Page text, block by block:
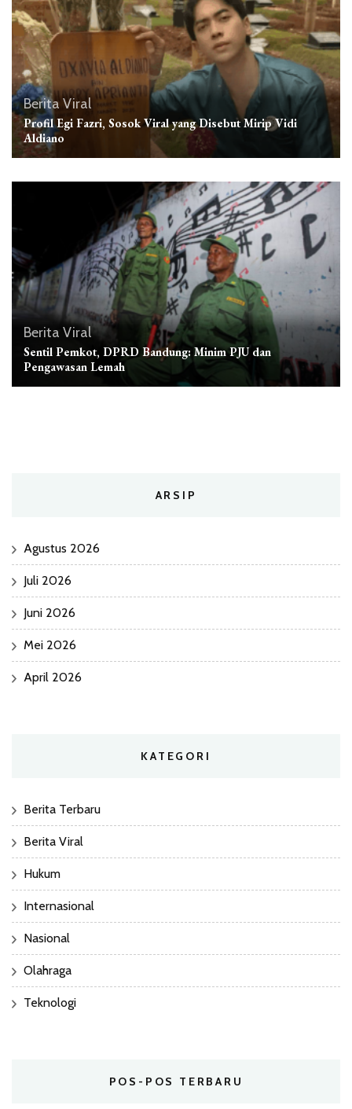
Berita Viral
Profil Egi Fazri, Sosok Viral yang Disebut Mirip Vidi
Aldiano
Berita Viral
Sentil Pemkot, DPRD Bandung: Minim PJU dan
Pengawasan Lemah
ARSIP
Agustus 2026
Juli 2026
Juni 2026
Mei 2026
April 2026
KATEGORI
Berita Terbaru
Berita Viral
Hukum
Internasional
Nasional
Olahraga
Teknologi
POS-POS TERBARU